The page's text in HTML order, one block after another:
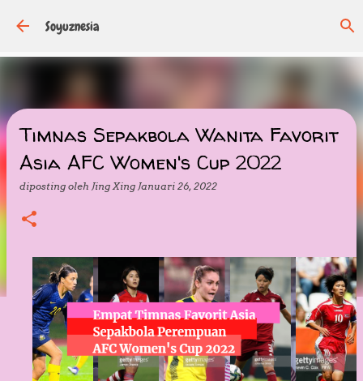
Langsung ke konten utama
Soyuznesia
Timnas Sepakbola Wanita Favorit
Asia AFC Women's Cup 2022
diposting oleh Jing Xing Januari 26, 2022